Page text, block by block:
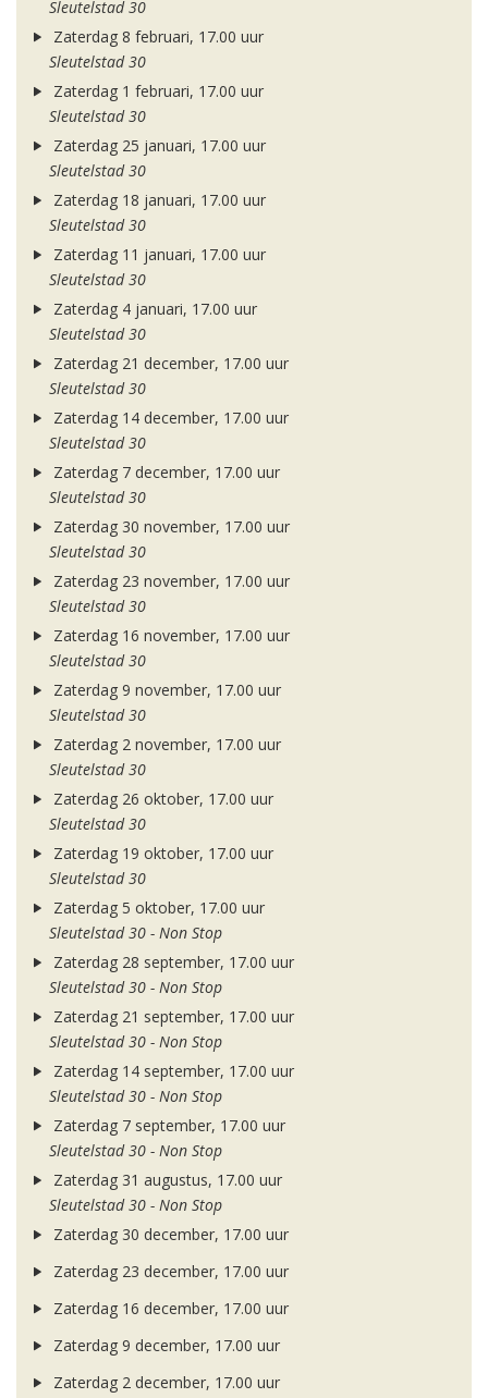
Sleutelstad 30
Zaterdag 8 februari, 17.00 uur
Sleutelstad 30
Zaterdag 1 februari, 17.00 uur
Sleutelstad 30
Zaterdag 25 januari, 17.00 uur
Sleutelstad 30
Zaterdag 18 januari, 17.00 uur
Sleutelstad 30
Zaterdag 11 januari, 17.00 uur
Sleutelstad 30
Zaterdag 4 januari, 17.00 uur
Sleutelstad 30
Zaterdag 21 december, 17.00 uur
Sleutelstad 30
Zaterdag 14 december, 17.00 uur
Sleutelstad 30
Zaterdag 7 december, 17.00 uur
Sleutelstad 30
Zaterdag 30 november, 17.00 uur
Sleutelstad 30
Zaterdag 23 november, 17.00 uur
Sleutelstad 30
Zaterdag 16 november, 17.00 uur
Sleutelstad 30
Zaterdag 9 november, 17.00 uur
Sleutelstad 30
Zaterdag 2 november, 17.00 uur
Sleutelstad 30
Zaterdag 26 oktober, 17.00 uur
Sleutelstad 30
Zaterdag 19 oktober, 17.00 uur
Sleutelstad 30
Zaterdag 5 oktober, 17.00 uur
Sleutelstad 30 - Non Stop
Zaterdag 28 september, 17.00 uur
Sleutelstad 30 - Non Stop
Zaterdag 21 september, 17.00 uur
Sleutelstad 30 - Non Stop
Zaterdag 14 september, 17.00 uur
Sleutelstad 30 - Non Stop
Zaterdag 7 september, 17.00 uur
Sleutelstad 30 - Non Stop
Zaterdag 31 augustus, 17.00 uur
Sleutelstad 30 - Non Stop
Zaterdag 30 december, 17.00 uur
Zaterdag 23 december, 17.00 uur
Zaterdag 16 december, 17.00 uur
Zaterdag 9 december, 17.00 uur
Zaterdag 2 december, 17.00 uur